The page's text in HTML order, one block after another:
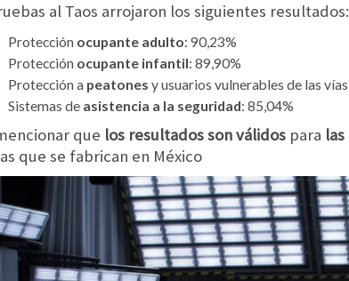
al Taos arrojaron los siguientes resultados:
Protección ocupante adulto: 90,23%
Protección ocupante infantil: 89,90%
Protección a peatones y usuarios vulnerables de las
Sistemas de asistencia a la seguridad: 85,04%
que los resultados son válidos para
que se fabrican en México